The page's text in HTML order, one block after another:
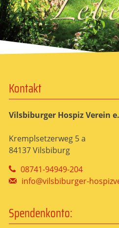
Kontakt
Vilsbiburger Hospiz Verein
Kremplsetzerweg 5 a
84137 Vilsbiburg
08741-94949-204
info@vilsbiburger-
Spendenkonto: